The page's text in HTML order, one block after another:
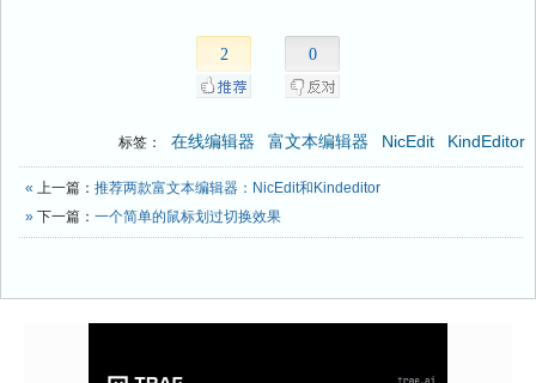
2 0
标签： 在线编辑器 富文本编辑器 NicEdit KindEditor
« 上一篇： 推荐两款富文本编辑器：NicEdit和Kindeditor
» 下一篇： 一个简单的鼠标划过切换效果